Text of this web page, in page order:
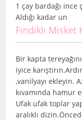
1 çay bardağı ince
Aldığı kadar un
Fındıklı Misket
Bir kapta
iyice
,vanilyayı ekleyin.
kıvamında hamur
Ufak ufak toplar
aralıklı